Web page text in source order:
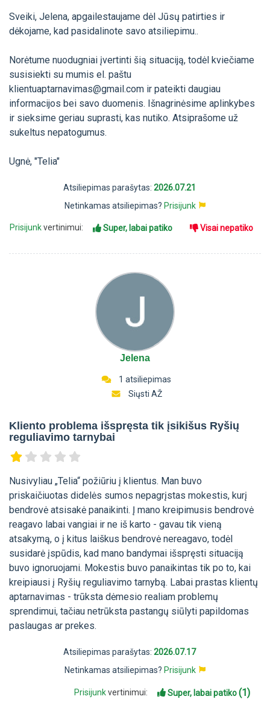
Sveiki, Jelena, apgailestaujame dėl Jūsų patirties ir
dėkojame, kad pasidalinote savo atsiliepimu..
Norėtume nuodugniai įvertinti šią situaciją, todėl kviečiame
susisiekti su mumis el. paštu
klientuaptarnavimas@gmail.com ir pateikti daugiau
informacijos bei savo duomenis. Išnagrinėsime aplinkybes
ir sieksime geriau suprasti, kas nutiko. Atsiprašome už
sukeltus nepatogumus.
Ugnė, "Telia"
Atsiliepimas parašytas: 2026.07.21
Netinkamas atsiliepimas? Prisijunk
Prisijunkvertinimui: Super, labai patiko Visai nepatiko
Jelena
1 atsiliepimas
Siųsti AŽ
Kliento problema išspręsta tik įsikišus Ryšių
reguliavimo tarnybai
Nusivyliau „Telia“ požiūriu į klientus. Man buvo
priskaičiuotas didelės sumos nepagrįstas mokestis, kurį
bendrovė atsisakė panaikinti. Į mano kreipimusis bendrovė
reagavo labai vangiai ir ne iš karto - gavau tik vieną
atsakymą, o į kitus laiškus bendrovė nereagavo, todėl
susidarė įspūdis, kad mano bandymai išspręsti situaciją
buvo ignoruojami. Mokestis buvo panaikintas tik po to, kai
kreipiausi į Ryšių reguliavimo tarnybą. Labai prastas klientų
aptarnavimas - trūksta dėmesio realiam problemų
sprendimui, tačiau netrūksta pastangų siūlyti papildomas
paslaugas ar prekes.
Atsiliepimas parašytas: 2026.07.17
Netinkamas atsiliepimas? Prisijunk
Prisijunkvertinimui: Super, labai patiko(1)